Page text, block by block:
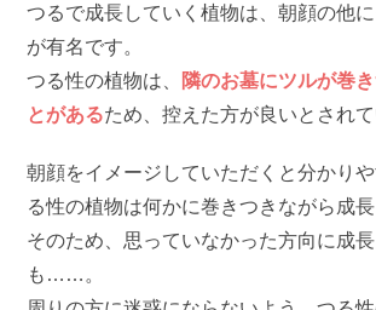
つるで成長していく植物は、朝顔の他
が有名です。
つる性の植物は、 隣のお墓にツルが巻
とがあるため、控えた方が良いとされて
朝顔をイメージしていただくと分かり
る性の植物は何かに巻きつきながら成長
そのため、思っていなかった方向に成
も……。